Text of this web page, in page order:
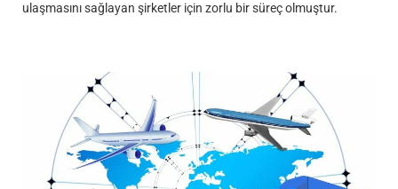
ulaşmasını sağlayan şirketler için zorlu bir süreç olmuştur.